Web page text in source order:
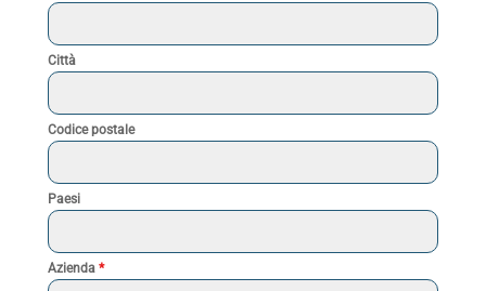
Città
Codice postale
Paesi
Azienda *